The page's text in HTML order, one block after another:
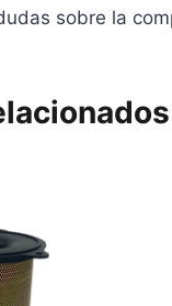
sobre la